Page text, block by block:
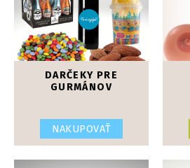
DARČEKY PRE
GURMÁNOV
NAKUPOVAŤ